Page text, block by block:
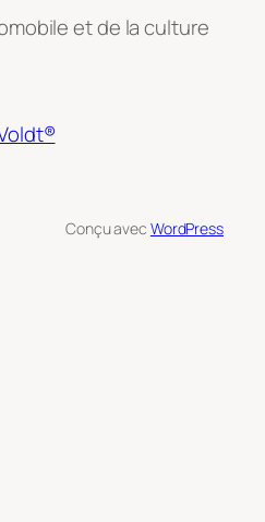
et de la culture
Conçu avec WordPress